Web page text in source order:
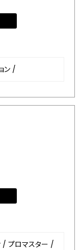
ン /
/ プロマスター /